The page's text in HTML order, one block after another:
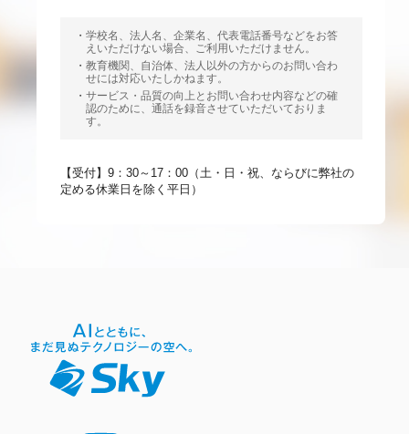
学校名、法人名、企業名、代表電話番号などをお答
えいただけない場合、ご利用いただけません。
教育機関、自治体、法人以外の方からのお問い合わ
せには対応いたしかねます。
サービス・品質の向上とお問い合わせ内容などの確
認のために、通話を録音させていただいておりま
す。
【受付】9：30～17：00（土・日・祝、ならびに弊社の
定める休業日を除く平日）